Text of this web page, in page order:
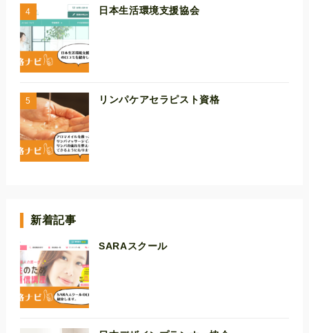
日本生活環境支援協会
リンパケアセラピスト資格
新着記事
SARAスクール